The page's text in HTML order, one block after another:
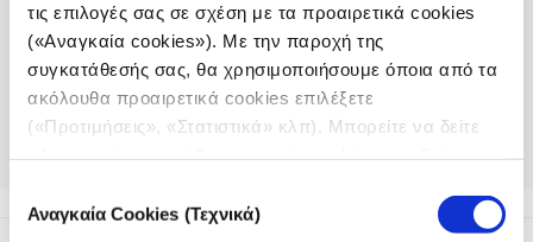
τις επιλογές σας σε σχέση με τα προαιρετικά cookies
(«Αναγκαία cookies»). Με την παροχή της
συγκατάθεσής σας, θα χρησιμοποιήσουμε όποια από τα
ακόλουθα προαιρετικά cookies επιλέξετε
(«Προτιμήσεις», «Στατιστικά» κλπ). Μπορείτε να δείτε
συγκατάθεσης
Αναγκαία Cookies (Τεχνικά)
Η
εκδήλωση της Κοινότητας του Ευρωπαϊκού
Βραβείου Τύπου
θα πραγματοποιηθεί στο πλαίσιο
του Forum για 3η συνεχή χρονιά, συγκεντρώνοντας
τα μέλη της κοινότητας για να συζητήσουν, να